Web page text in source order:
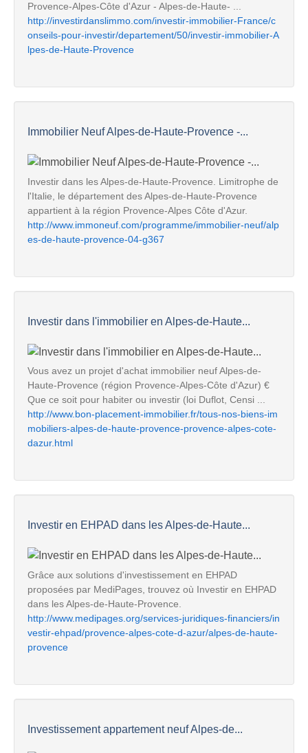
Provence-Alpes-Côte d'Azur - Alpes-de-Haute- ...
http://investirdanslimmo.com/investir-immobilier-France/c
onseils-pour-investir/departement/50/investir-immobilier-A
lpes-de-Haute-Provence
Immobilier Neuf Alpes-de-Haute-Provence -...
Investir dans les Alpes-de-Haute-Provence. Limitrophe de
l'Italie, le département des Alpes-de-Haute-Provence
appartient à la région Provence-Alpes Côte d'Azur.
http://www.immoneuf.com/programme/immobilier-neuf/alp
es-de-haute-provence-04-g367
Investir dans l'immobilier en Alpes-de-Haute...
Vous avez un projet d'achat immobilier neuf Alpes-de-
Haute-Provence (région Provence-Alpes-Côte d'Azur) €
Que ce soit pour habiter ou investir (loi Duflot, Censi ...
http://www.bon-placement-immobilier.fr/tous-nos-biens-im
mobiliers-alpes-de-haute-provence-provence-alpes-cote-
dazur.html
Investir en EHPAD dans les Alpes-de-Haute...
Grâce aux solutions d'investissement en EHPAD
proposées par MediPages, trouvez où Investir en EHPAD
dans les Alpes-de-Haute-Provence.
http://www.medipages.org/services-juridiques-financiers/in
vestir-ehpad/provence-alpes-cote-d-azur/alpes-de-haute-
provence
Investissement appartement neuf Alpes-de...